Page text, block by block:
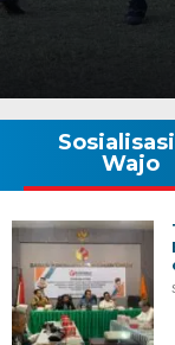
Wajo